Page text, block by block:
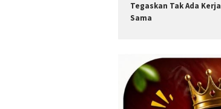
Tegaskan Tak Ada Kerja
Sama